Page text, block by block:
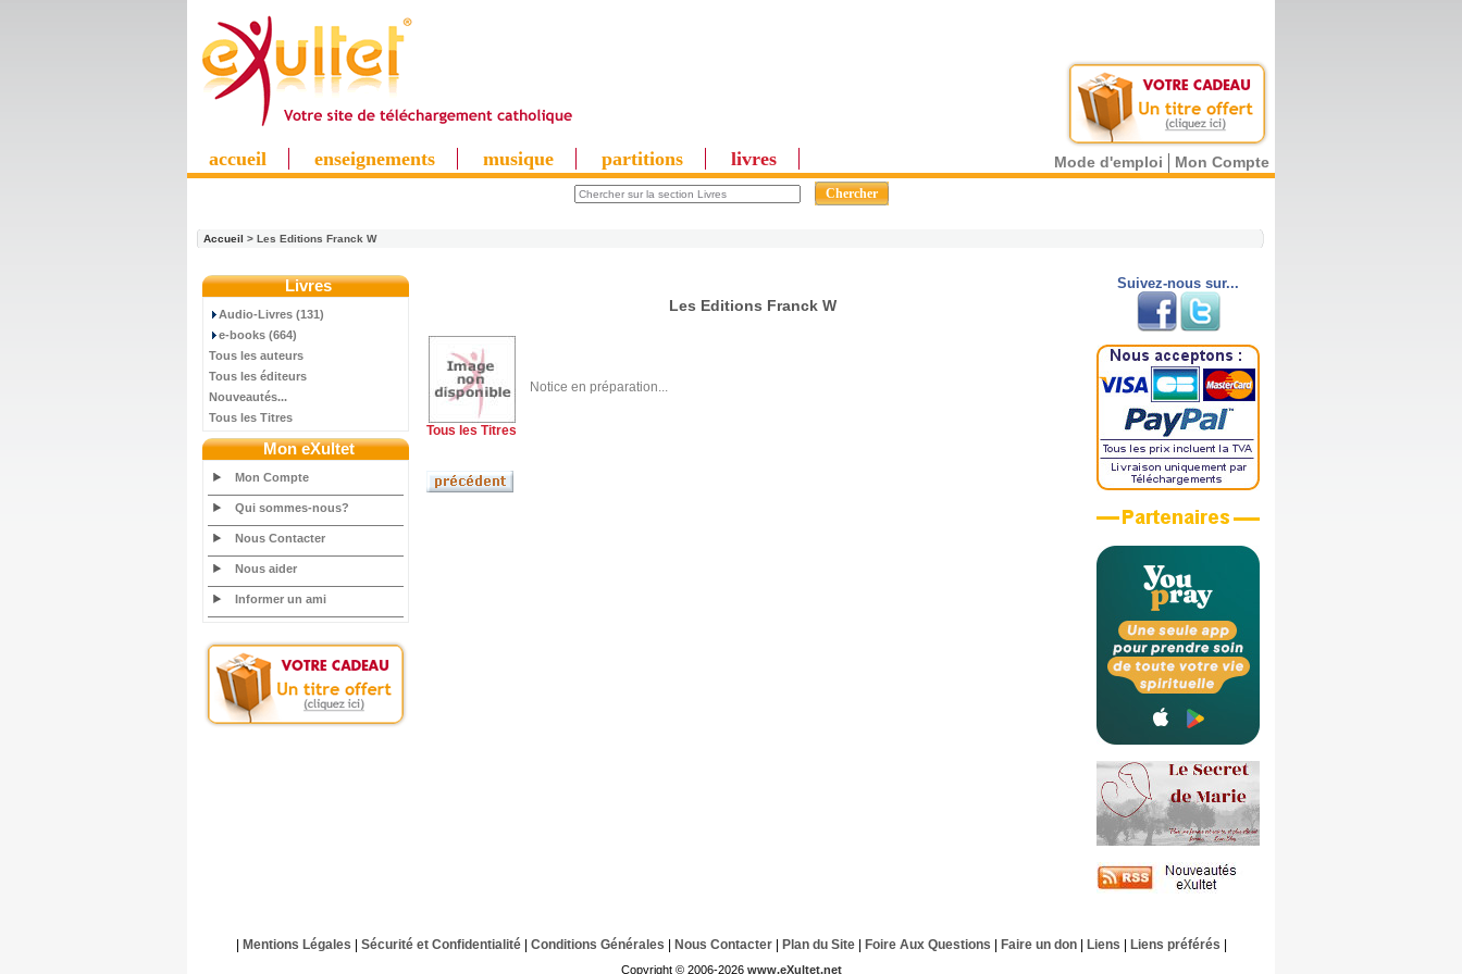
accueil enseignements musique partitions livres Mode d'emploi Mon Compte
Accueil > Les Editions Franck W
Livres
Audio-Livres (131)
e-books (664)
Tous les auteurs
Tous les éditeurs
Nouveautés...
Tous les Titres
Mon eXultet
Mon Compte
Qui sommes-nous?
Nous Contacter
Nous aider
Informer un ami
Les Editions Franck W
Tous les Titres
Notice en préparation...
Suivez-nous sur...
Mentions Légales Sécurité et Confidentialité| Conditions Générales Nous Contacter| Plan du Site| Foire Aux Questions Faire un don| Liens Liens préférés
Copyright © 2006-2026 www.eXultet.net